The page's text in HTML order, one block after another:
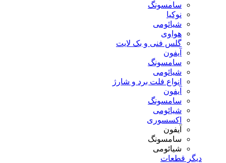
سامسونگ
نوکیا
شیائومی
هواوی
گلس فنی و بک لایت
آیفون
سامسونگ
شیائومی
انواع فلت برد و شارژ
آیفون
سامسونگ
شیائومی
اکسسوری
آیفون
سامسونگ
شیائومی
دیگر قطعات